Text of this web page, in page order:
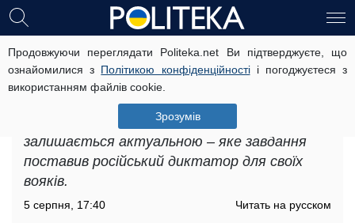
Продовжуючи переглядати Politeka.net Ви підтверджуєте, що
ознайомилися з Політикою конфіденційностіі погоджуєтеся з
використанням файлів cookie.
Зрозумів
Наступ РФ на північ України:
експерт зробив прогноз, який у
Путіна насправді план
Загроза наступу РФ на північ України
залишається актуальною – яке завдання
поставив російський диктатор для своїх
вояків.
5 серпня, 17:40 Читать на русском